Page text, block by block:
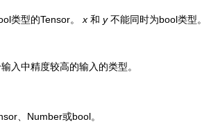
类型的Tensor。 x 和 y不能同时为bool类型。
入中精度较高的输入的类型。
、Number或bool。